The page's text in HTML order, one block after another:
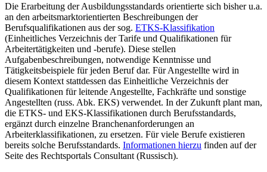
Die Erarbeitung der Ausbildungsstandards orientierte sich bisher u.a.
an den arbeitsmarktorientierten Beschreibungen der
Berufsqualifikationen aus der sog. ETKS-Klassifikation
(Einheitliches Verzeichnis der Tarife und Qualifikationen für
Arbeitertätigkeiten und -berufe). Diese stellen
Aufgabenbeschreibungen, notwendige Kenntnisse und
Tätigkeitsbeispiele für jeden Beruf dar. Für Angestellte wird in
diesem Kontext stattdessen das Einheitliche Verzeichnis der
Qualifikationen für leitende Angestellte, Fachkräfte und sonstige
Angestellten (russ. Abk. EKS) verwendet. In der Zukunft plant man,
die ETKS- und EKS-Klassifikationen durch Berufsstandards,
ergänzt durch einzelne Branchenanforderungen an
Arbeiterklassifikationen, zu ersetzen. Für viele Berufe existieren
bereits solche Berufsstandards. Informationen hierzu finden auf der
Seite des Rechtsportals Consultant (Russisch).